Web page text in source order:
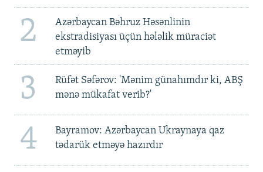
2
Azərbaycan Bəhruz Həsənlinin
ekstradisiyası üçün hələlik müraciət
etməyib
3
Rüfət Səfərov: 'Mənim günahımdır ki, ABŞ
mənə mükafat verib?'
4
Bayramov: Azərbaycan Ukraynaya qaz
tədarük etməyə hazırdır